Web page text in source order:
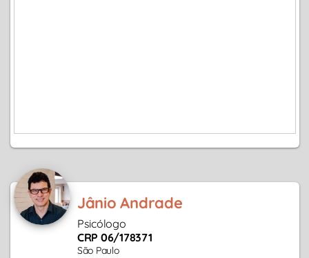
Jânio Andrade
Psicólogo
CRP 06/178371
São Paulo